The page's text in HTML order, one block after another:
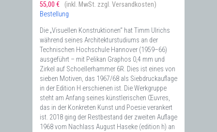
55,00 €
(inkl. MwSt. zzgl. Versandkosten)
Bestellung
Die „Visuellen Konstruktionen“ hat Timm Ulrichs
während seines Architekturstudiums an der
Technischen Hochschule Hannover (1959–66)
ausgeführt – mit Pelikan Graphos 0,4 mm und
Zirkel auf Schoellerhammer 6R. Dies ist eines von
sieben Motiven, das 1967/68 als Siebdruckauflage
in der Edition H erschienen ist. Die Werkgruppe
steht am Anfang seines künstlerischen Œuvres,
das in der Konkreten Kunst und Poesie verankert
ist. 2018 ging der Restbestand der zweiten Auflage
1968 vom Nachlass August Haseke (edition h) an